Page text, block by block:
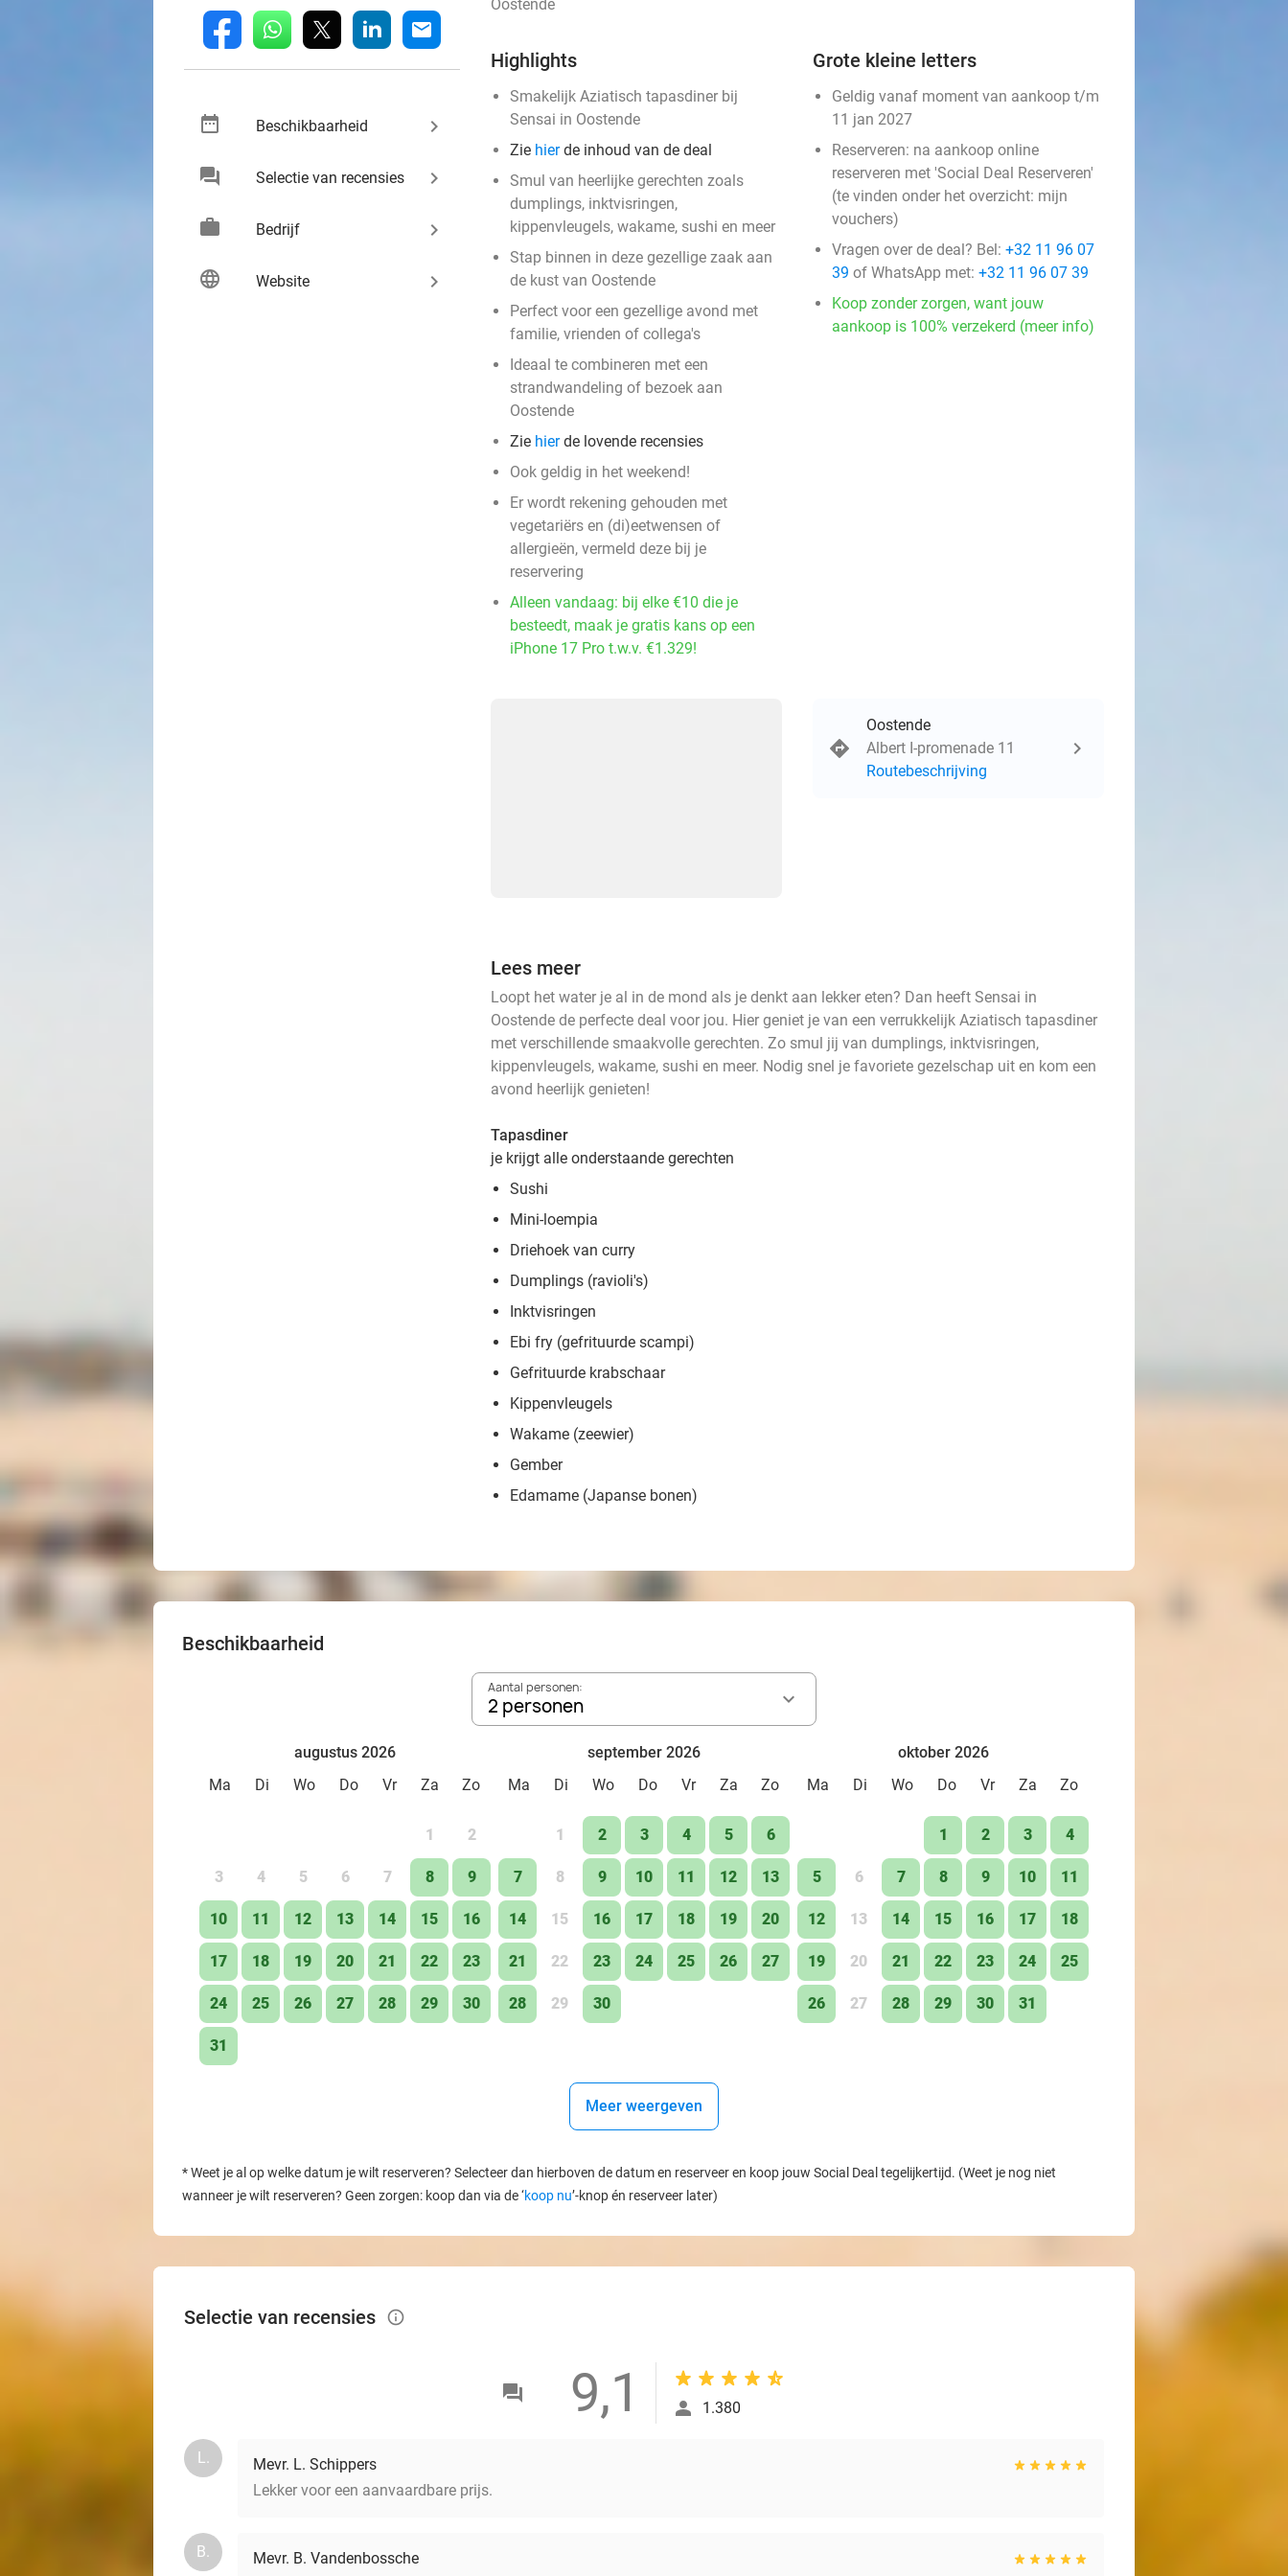
fb whatsapp linkedin mail
date_range Beschikbaarheid keyboard_arrow_right
chat Selectie van recensies keyboard_arrow_right
work Bedrijf keyboard_arrow_right
language Website keyboard_arrow_right
Oostende
Highlights
Smakelijk Aziatisch tapasdiner bij
Sensai in Oostende
Zie hierde inhoud van de deal
Smul van heerlijke gerechten zoals
dumplings, inktvisringen,
kippenvleugels, wakame, sushi en meer
Stap binnen in deze gezellige zaak aan
de kust van Oostende
Perfect voor een gezellige avond met
familie, vrienden of collega's
Ideaal te combineren met een
strandwandeling of bezoek aan
Oostende
Zie hierde lovende recensies
Ook geldig in het weekend!
Er wordt rekening gehouden met
vegetariërs en (di)eetwensen of
allergieën, vermeld deze bij je
reservering
Alleen vandaag: bij elke €10 die je
besteedt, maak je gratis kans op een
iPhone 17 Pro t.w.v. €1.329!
Grote kleine letters
Geldig vanaf moment van aankoop t/m
11 jan 2027
Reserveren: na aankoop online
reserveren met 'Social Deal Reserveren'
(te vinden onder het overzicht: mijn
vouchers)
Vragen over de deal? Bel: +32 11 96 07
39 of WhatsApp met: +32 11 96 07 39
Koop zonder zorgen, want jouw
aankoop is 100% verzekerd (meer info)
Oostende
Albert I-promenade 11
Routebeschrijving
Lees meer
Loopt het water je al in de mond als je denkt aan lekker eten? Dan heeft Sensai in
Oostende de perfecte deal voor jou. Hier geniet je van een verrukkelijk Aziatisch tapasdiner
met verschillende smaakvolle gerechten. Zo smul jij van dumplings, inktvisringen,
kippenvleugels, wakame, sushi en meer. Nodig snel je favoriete gezelschap uit en kom een
avond heerlijk genieten!
Tapasdiner
je krijgt alle onderstaande gerechten
Sushi
Mini-loempia
Driehoek van curry
Dumplings (ravioli's)
Inktvisringen
Ebi fry (gefrituurde scampi)
Gefrituurde krabschaar
Kippenvleugels
Wakame (zeewier)
Gember
Edamame (Japanse bonen)
Beschikbaarheid
Aantal personen:
2 personen
augustus 2026
Ma
Di Wo Do Vr Za Zo
1 2
3 4 5 6 7 8 9
10 11 12 13 14 15 16
17 18 19 20 21 22 23
24 25 26 27 28 29 30
31
september 2026
Ma
Di Wo Do Vr Za Zo
1 2 3 4 5 6
7 8 9 10 11 12 13
14 15 16 17 18 19 20
21 22 23 24 25 26 27
28 29 30
oktober 2026
Ma
Di Wo Do Vr Za Zo
1 2 3 4
5 6 7 8 9 10 11
12 13 14 15 16 17 18
19 20 21 22 23 24 25
26 27 28 29 30 31
Meer weergeven
*Weet je al op welke datum je wilt reserveren? Selecteer dan hierboven de datum en reserveer en koop jouw Social Deal tegelijkertijd. (Weet je nog niet
wanneer je wilt reserveren? Geen zorgen: koop dan via de ‘koop nu’-knop én reserveer later)
Selectie van recensies info_outlined
9,1 1.380
L.
Mevr. L. Schippers
Lekker voor een aanvaardbare prijs.
B.
Mevr. B. Vandenbossche